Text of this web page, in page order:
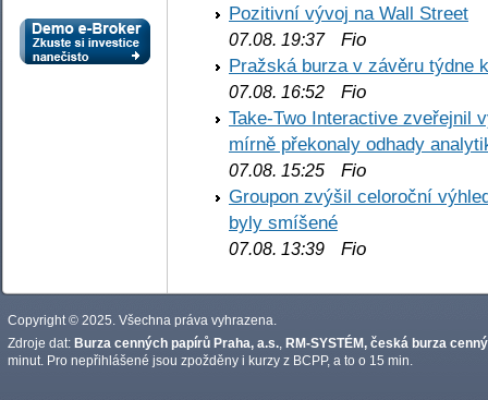
Pozitivní vývoj na Wall Street
07.08. 19:37Fio
Pražská burza v závěru týdne
07.08. 16:52 Fio
Take-Two Interactive zveřejnil
mírně překonaly odhady
07.08. 15:25 Fio
Groupon zvýšil celoroční
byly smíšené
07.08. 13:39 Fio
Copyright © 2025. Všechna práva vyhrazena.
Zdroje dat: Burza cenných papírů Praha, a.s., RM-SYSTÉM, česká burza
minut. Pro nepřihlášené jsou zpožděny i kurzy z BCPP, a to o 15 min.